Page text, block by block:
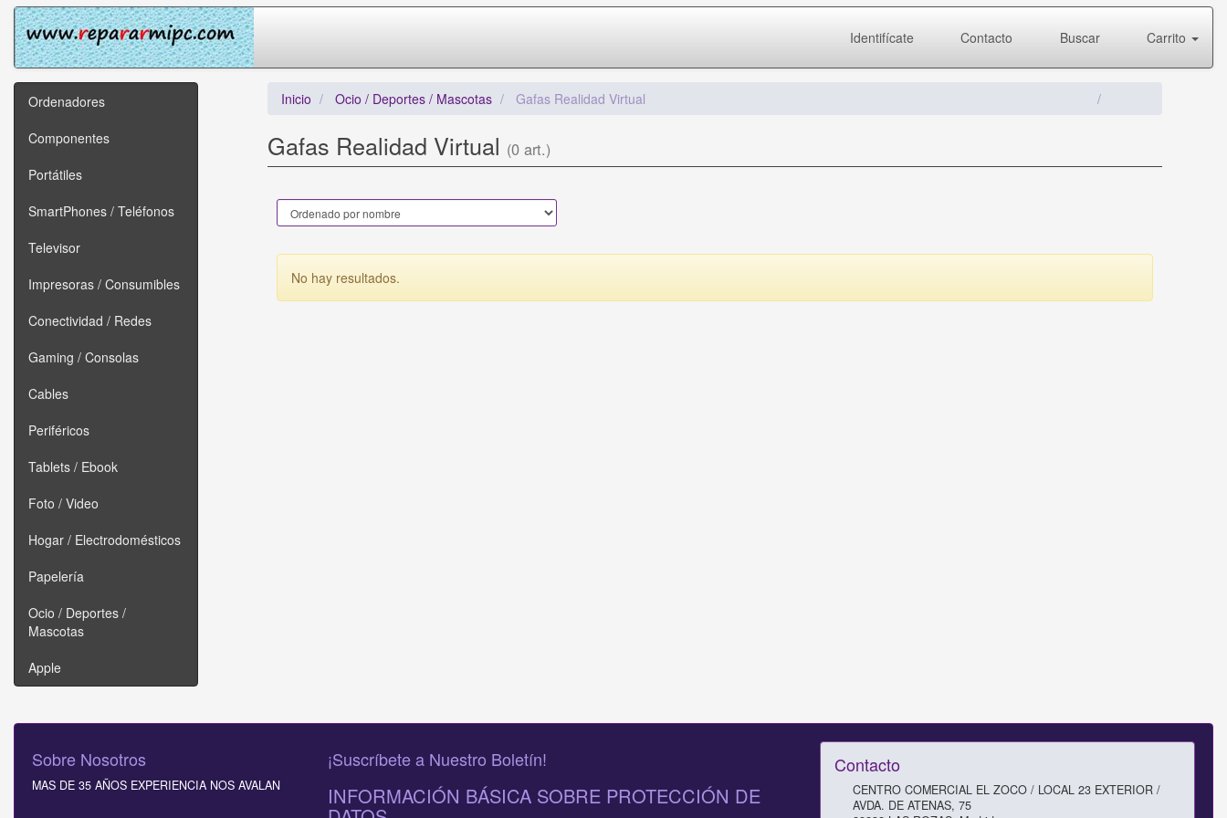
Identifícate Contacto Buscar Carrito
Ordenadores
Componentes
Portátiles
SmartPhones / Teléfonos
Televisor
Impresoras / Consumibles
Conectividad / Redes
Gaming / Consolas
Cables
Periféricos
Tablets / Ebook
Foto / Video
Hogar / Electrodomésticos
Papelería
Ocio / Deportes /
Mascotas
Apple
Inicio Ocio / Deportes / Mascotas Gafas Realidad Virtual
Gafas Realidad Virtual (0 art.)
No hay resultados.
Sobre Nosotros
MAS DE 35 AÑOS EXPERIENCIA NOS AVALAN
¡Suscríbete a Nuestro Boletín!
INFORMACIÓN BÁSICA SOBRE PROTECCIÓN DE
Contacto
CENTRO COMERCIAL EL ZOCO / LOCAL 23 EXTERIOR /
AVDA. DE ATENAS, 75